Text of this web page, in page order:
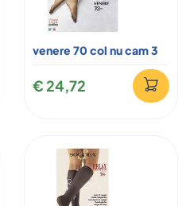
venere 70 col nu cam 3
€ 24,72